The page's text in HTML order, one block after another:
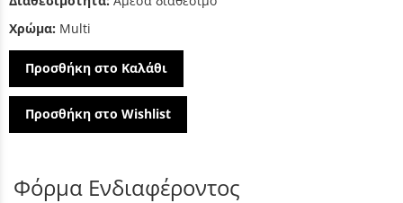
Χρώμα: Multi
Προσθήκη στο Καλάθι
Προσθήκη στο Wishlist
Φόρμα Ενδιαφέροντος